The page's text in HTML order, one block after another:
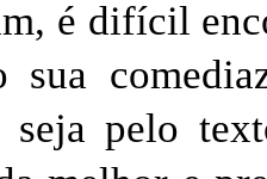
é difícil
sua
pelo